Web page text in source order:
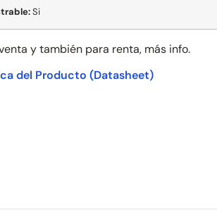
Si
y también para renta, más info.
del Producto(Datasheet)